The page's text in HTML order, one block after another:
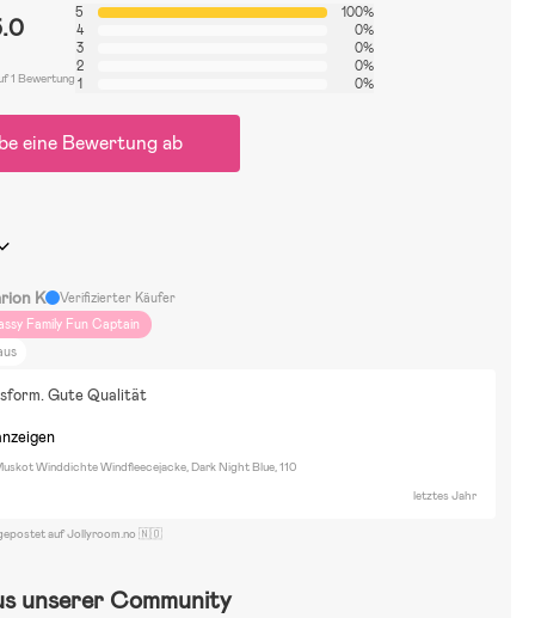
1 Bewertung
5
100%
4
0%
3
0%
2
0%
1
0%
eine Bewertung ab
K
Verifizierter Käufer
Family Fun Captain
Gute Qualität
Winddichte Windfleecejacke, Dark Night Blue, 110
letztes Jahr
auf Jollyroom.no 🇳🇴
unserer Community